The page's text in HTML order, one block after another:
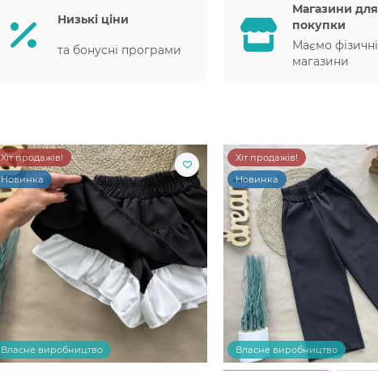
Низькі ціни
та бонусні програми
Магазини для
покупки
Маємо фізичні
магазини
Хіт продажів!
Новинка
Власне виробництво
Хіт продажів!
Новинка
Власне виробництво